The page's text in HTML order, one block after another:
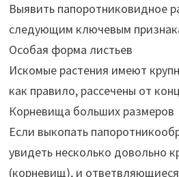
Выявить папоротниковидное
следующим ключевым
Особая форма листьев
Искомые растения имеют
как правило, рассечены от
Корневища больших размеров
Если выкопать
увидеть несколько довольно
(корневищ), и